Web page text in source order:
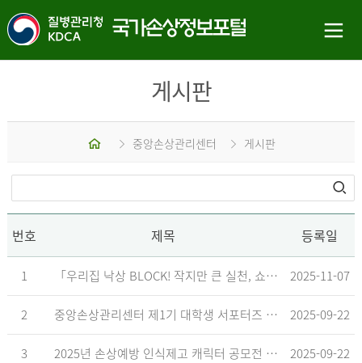
게시판
중앙손상관리센터 게시판
번호 제목 등록일
1 「우리집 낙상 BLOCK! 작지만 큰 실천, 쇼츠 챌린지」 수상작 발표 2025-11-07
2 중앙손상관리센터 제1기 대학생 서포터즈 합격자 발표 2025-09-22
3 2025년 손상예방 인식제고 캐릭터 공모전 결과발표 지연 안내 2025-09-22